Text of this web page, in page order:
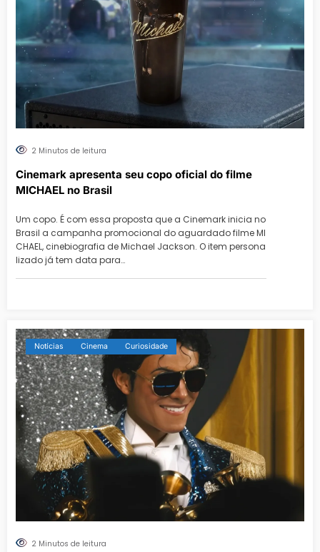
2 Minutos de leitura
Cinemark apresenta seu copo oficial do filme
MICHAEL no Brasil
Um copo. É com essa proposta que a Cinemark inicia no
Brasil a campanha promocional do aguardado filme MI
CHAEL, cinebiografia de Michael Jackson. O item persona
lizado já tem data para…
Notícias Cinema Curiosidade
2 Minutos de leitura